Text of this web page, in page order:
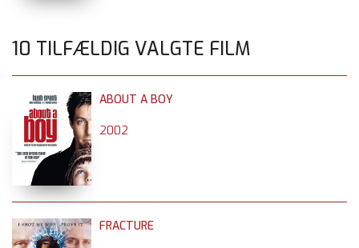
10 TILFÆLDIG VALGTE FILM
ABOUT A BOY
2002
FRACTURE